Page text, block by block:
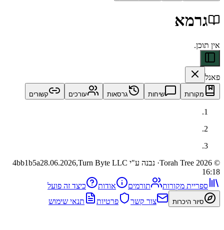
שיחות גרסאות עורכים קשורים
· נבנה ע"י Turn Byte LLC 4bb1b5a28.06.2026,
מקורות תורמים אודות כיצד זה פועל
היכרות צור קשר פרטיות תנאי שימוש